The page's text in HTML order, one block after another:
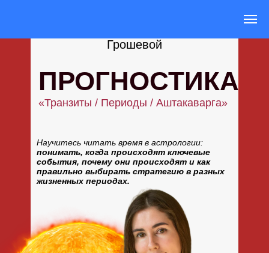
Научитесь читать время в астрологии:
понимать, когда происходят ключевые
события, почему они происходят и как
правильно выбирать стратегию в разных
жизненных периодах.
Грошевой
ПРОГНОСТИКА
«Транзиты / Периоды / Аштакаварга»